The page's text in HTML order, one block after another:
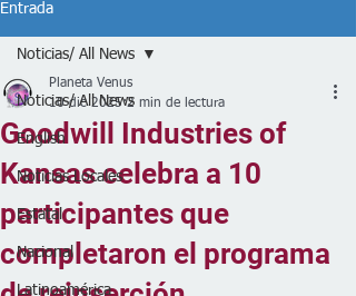
Entrada
Noticias/ All News
English
Noticias Locales
Estatal
Nacional
Latinoamérica
Noticias/ All News
Goodwill Industries of
Kansas celebra a 10
participantes que
completaron el programa
Planeta Venus
10 dic 2025 2 min de lectura